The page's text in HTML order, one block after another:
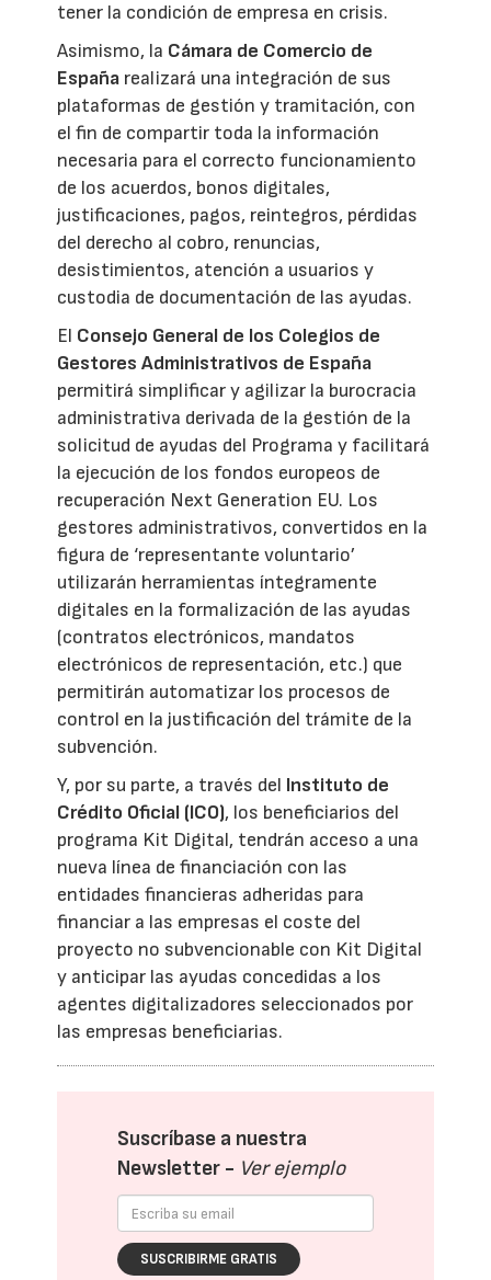
tener la condición de empresa en crisis.
Asimismo, la Cámara de Comercio de
España realizará una integración de sus
plataformas de gestión y tramitación, con
el fin de compartir toda la información
necesaria para el correcto funcionamiento
de los acuerdos, bonos digitales,
justificaciones, pagos, reintegros, pérdidas
del derecho al cobro, renuncias,
desistimientos, atención a usuarios y
custodia de documentación de las ayudas.
El Consejo General de los Colegios de
Gestores Administrativos de España
permitirá simplificar y agilizar la burocracia
administrativa derivada de la gestión de la
solicitud de ayudas del Programa y facilitará
la ejecución de los fondos europeos de
recuperación Next Generation EU. Los
gestores administrativos, convertidos en la
figura de ‘representante voluntario’
utilizarán herramientas íntegramente
digitales en la formalización de las ayudas
(contratos electrónicos, mandatos
electrónicos de representación, etc.) que
permitirán automatizar los procesos de
control en la justificación del trámite de la
subvención.
Y, por su parte, a través del Instituto de
Crédito Oficial (ICO), los beneficiarios del
programa Kit Digital, tendrán acceso a una
nueva línea de financiación con las
entidades financieras adheridas para
financiar a las empresas el coste del
proyecto no subvencionable con Kit Digital
y anticipar las ayudas concedidas a los
agentes digitalizadores seleccionados por
las empresas beneficiarias.
Suscríbase a nuestra
Newsletter - Ver ejemplo
SUSCRIBIRME GRATIS